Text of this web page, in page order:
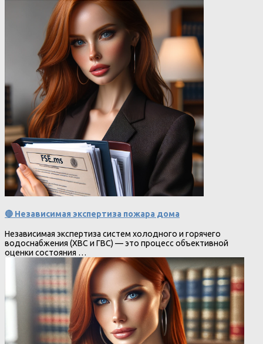
🔴 Независимая экспертиза пожара дома
Независимая экспертиза систем холодного и горячего
водоснабжения (ХВС и ГВС) — это процесс объективной
оценки состояния …